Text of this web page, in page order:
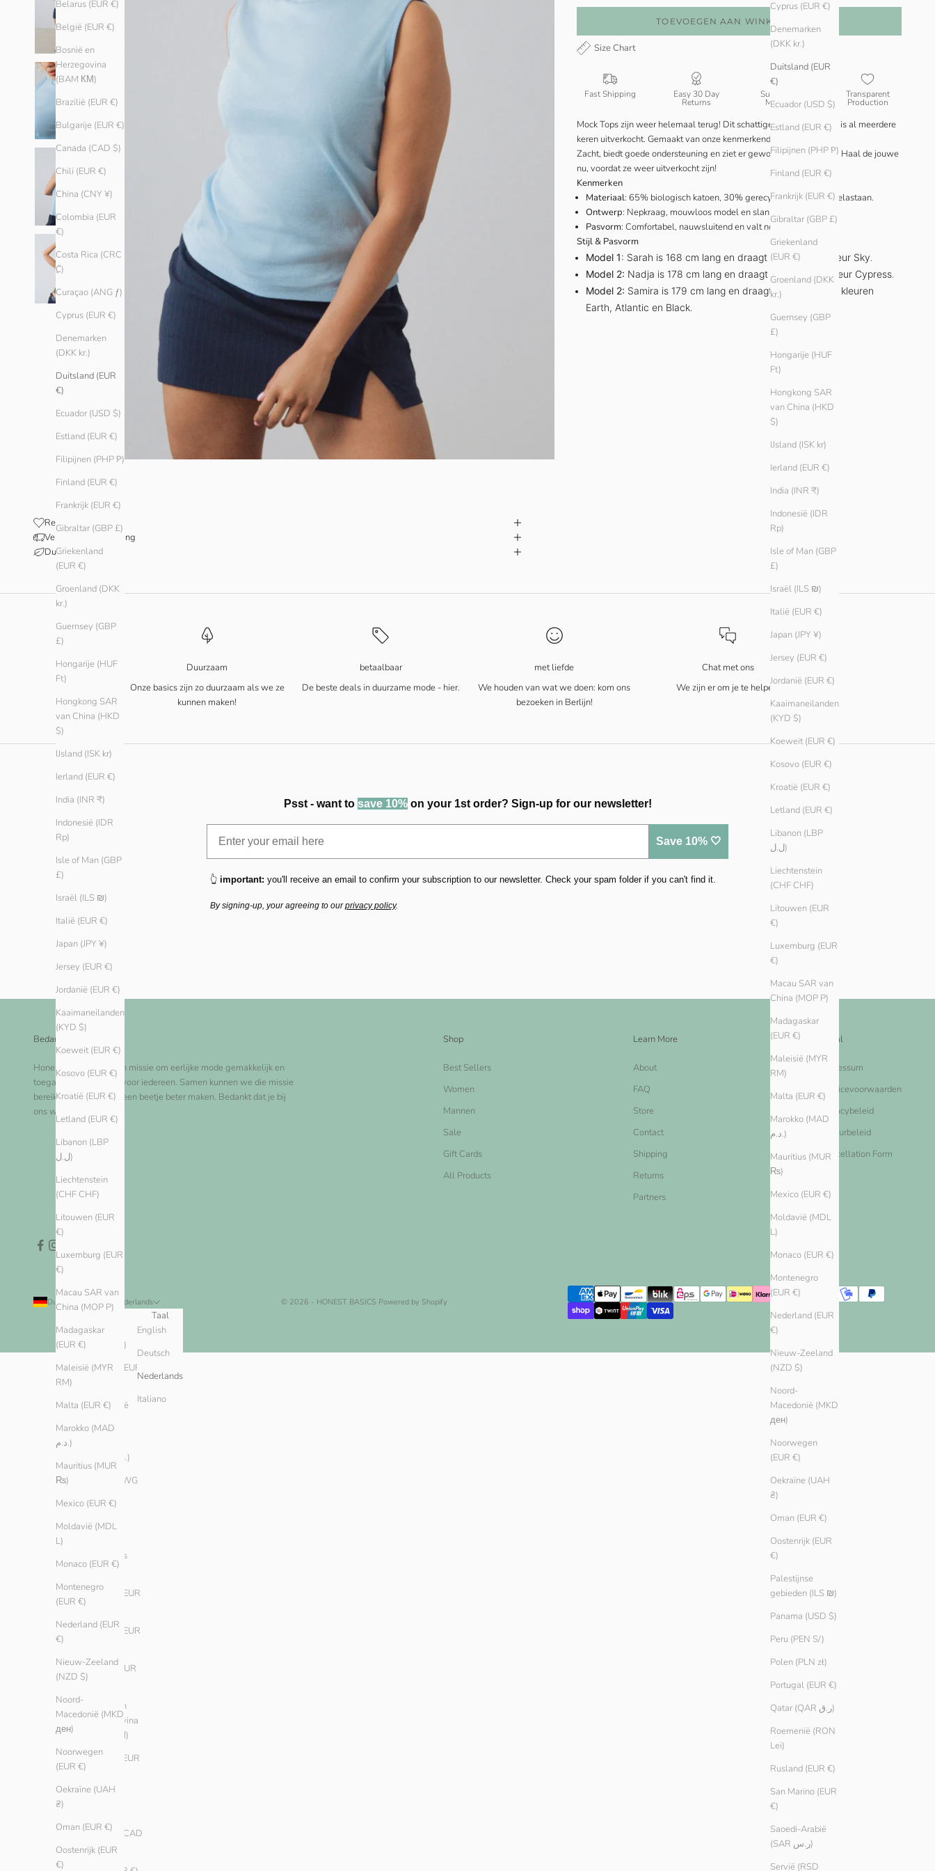
Cyprus (EUR €)
Denemarken
(DKK kr.)
Duitsland (EUR
€)
Ecuador (USD $)
Estland (EUR €)
Filipijnen (PHP ₱)
Finland (EUR €)
Frankrijk (EUR €)
Gibraltar (GBP £)
Griekenland
(EUR €)
Groenland (DKK
kr.)
Guernsey (GBP
£)
Hongarije (HUF
Ft)
Hongkong SAR
van China (HKD
$)
IJsland (ISK kr)
Ierland (EUR €)
India (INR ₹)
Indonesië (IDR
Rp)
Isle of Man (GBP
£)
Israël (ILS ₪)
Italië (EUR €)
Japan (JPY ¥)
Jersey (EUR €)
Jordanië (EUR €)
Kaaimaneilanden
(KYD $)
Koeweit (EUR €)
Kosovo (EUR €)
Kroatië (EUR €)
Letland (EUR €)
Libanon (LBP
ل.ل)
Liechtenstein
(CHF CHF)
Litouwen (EUR
€)
Luxemburg (EUR
€)
Macau SAR van
China (MOP P)
Madagaskar
(EUR €)
Maleisië (MYR
RM)
Malta (EUR €)
Marokko (MAD
د.م.)
Mauritius (MUR
₨)
Mexico (EUR €)
Moldavië (MDL
L)
Monaco (EUR €)
Montenegro
(EUR €)
Nederland (EUR
€)
Nieuw-Zeeland
(NZD $)
Noord-
Macedonië (MKD
ден)
Noorwegen
(EUR €)
Oekraïne (UAH
₴)
Oman (EUR €)
Oostenrijk (EUR
€)
Palestijnse
gebieden (ILS ₪)
Panama (USD $)
Peru (PEN S/)
Polen (PLN zł)
Portugal (EUR €)
Qatar (QAR ر.ق)
Roemenië (RON
Lei)
Rusland (EUR €)
San Marino (EUR
€)
Saoedi-Arabië
(SAR ر.س)
Servië (RSD
Belarus (EUR €)
België (EUR €)
Bosnië en
Herzegovina
(BAM КМ)
Brazilië (EUR €)
Bulgarije (EUR €)
Canada (CAD $)
Chili (EUR €)
China (CNY ¥)
Colombia (EUR
€)
Costa Rica (CRC
₡)
Curaçao (ANG ƒ)
Cyprus (EUR €)
Denemarken
(DKK kr.)
Duitsland (EUR
€)
Ecuador (USD $)
Estland (EUR €)
Filipijnen (PHP ₱)
Finland (EUR €)
Frankrijk (EUR €)
Gibraltar (GBP £)
Griekenland
(EUR €)
Groenland (DKK
kr.)
Guernsey (GBP
£)
Hongarije (HUF
Ft)
Hongkong SAR
van China (HKD
$)
IJsland (ISK kr)
Ierland (EUR €)
India (INR ₹)
Indonesië (IDR
Rp)
Isle of Man (GBP
£)
Israël (ILS ₪)
Italië (EUR €)
Japan (JPY ¥)
Jersey (EUR €)
Jordanië (EUR €)
Kaaimaneilanden
(KYD $)
Koeweit (EUR €)
Kosovo (EUR €)
Kroatië (EUR €)
Letland (EUR €)
Libanon (LBP
ل.ل)
Liechtenstein
(CHF CHF)
Litouwen (EUR
€)
Luxemburg (EUR
€)
Macau SAR van
China (MOP P)
Madagaskar
(EUR €)
Maleisië (MYR
RM)
Malta (EUR €)
Marokko (MAD
د.م.)
Mauritius (MUR
₨)
Mexico (EUR €)
Moldavië (MDL
L)
Monaco (EUR €)
Montenegro
(EUR €)
Nederland (EUR
€)
Nieuw-Zeeland
(NZD $)
Noord-
Macedonië (MKD
ден)
Noorwegen
(EUR €)
Oekraïne (UAH
₴)
Oman (EUR €)
Oostenrijk (EUR
€)
TOEVOEGEN AAN WINKELWAGEN
Size Chart
Fast Shipping Easy 30 Day
Returns
Sustainable
Materials
Transparent
Production
Mock Tops zijn weer helemaal terug! Dit schattige mouwloze topje is al meerdere
keren uitverkocht. Gemaakt van onze kenmerkende geribbelde stof.
Zacht, biedt goede ondersteuning en ziet er gewoon supercool uit... Haal de jouwe
nu, voordat ze weer uitverkocht zijn!
Kenmerken
Materiaal: 65% biologisch katoen, 30% gerecycled katoen, 5% elastaan.
Ontwerp: Nepkraag, mouwloos model en slanke pasvorm.
Pasvorm: Comfortabel, nauwsluitend en valt normaal qua maat.
Stijl & Pasvorm
Model 1: Sarah is 168 cm lang en draagt maat L in de kleur Sky.
Model 2: Nadja is 178 cm lang en draagt maat S in de kleur Cypress.
Model 2: Samira is 179 cm lang en draagt maat XS in de kleuren
Earth, Atlantic en Black.
Reviews
Verzending en levering
Duurzaamheid
Duurzaam
Onze basics zijn zo duurzaam als we ze
kunnen maken!
betaalbaar
De beste deals in duurzame mode - hier.
met liefde
We houden van wat we doen: kom ons
bezoeken in Berlijn!
Chat met ons
We zijn er om je te helpen!
Psst - want to save 10%on your 1st order? Sign-up for our newsletter!
Save 10% 🤍
👆 important: you'll receive an email to confirm your subscription to our newsletter. Check your spam folder if you can't find it.
By signing-up, your agreeing to ourprivacy policy.
Bedankt!
Honest Basics is op een missie om eerlijke mode gemakkelijk en
toegankelijk te maken voor iedereen. Samen kunnen we die missie
bereiken en de wereld een beetje beter maken. Bedankt dat je bij
ons winkelt!
Shop
Best Sellers
Women
Mannen
Sale
Gift Cards
All Products
Learn More
About
FAQ
Store
Contact
Shipping
Returns
Partners
Legal
Impressum
Servicevoorwaarden
Privacybeleid
Retourbeleid
Cancellation Form
Duitsland (EUR €)
Land
Algerije
(DZD د.ج)
Andorra (EUR
Argentinië
(AMD դր.)
Aruba (AWG
(AUD $)
Bahama’s
(BSD $)
Bahrein (EUR
Belarus (EUR
België (EUR
Bosnië en
Herzegovina
(BAM КМ)
Brazilië (EUR
Bulgarije
Canada (CAD
$)
Nederlands
Taal
English
Deutsch
Nederlands
Italiano
© 2026 - HONEST BASICS Powered by Shopify